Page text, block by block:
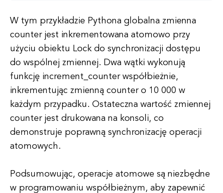
W tym przykładzie Pythona globalna zmienna
counter jest inkrementowana atomowo przy
użyciu obiektu Lock do synchronizacji dostępu
do wspólnej zmiennej. Dwa wątki wykonują
funkcję increment_counter współbieżnie,
inkrementując zmienną counter o 10 000 w
każdym przypadku. Ostateczna wartość zmiennej
counter jest drukowana na konsoli, co
demonstruje poprawną synchronizację operacji
atomowych.
Podsumowując, operacje atomowe są niezbędne
w programowaniu współbieżnym, aby zapewnić